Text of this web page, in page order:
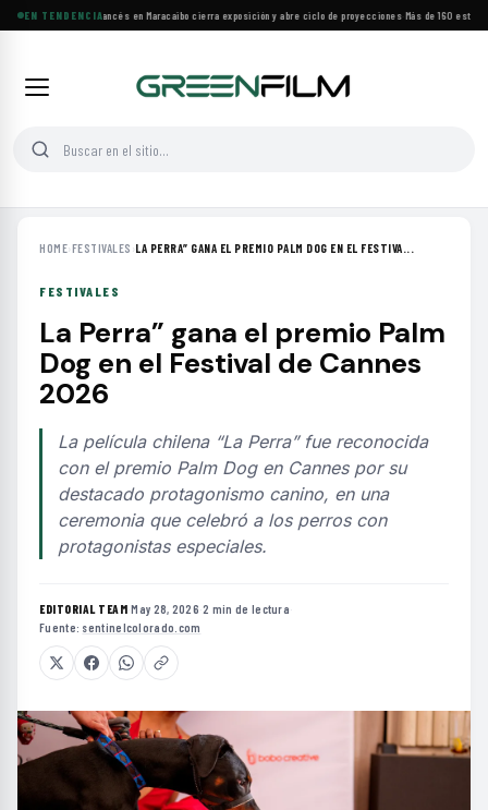
EN TENDENCIA
Festival de Cine Francés en Maracaibo cierra exposición y abre ciclo de proyecciones·Más de 160
HOME›FESTIVALES ›LA PERRA” GANA EL PREMIO PALM DOG EN EL FESTIVA...
FESTIVALES
La Perra” gana el premio Palm
Dog en el Festival de Cannes
2026
La película chilena “La Perra” fue reconocida
con el premio Palm Dog en Cannes por su
destacado protagonismo canino, en una
ceremonia que celebró a los perros con
protagonistas especiales.
EDITORIAL TEAM·May 28, 2026·2 min de lectura·
Fuente: sentinelcolorado.com